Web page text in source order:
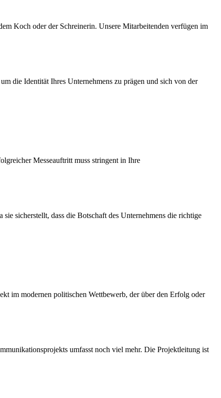
Koch oder der Schreinerin. Unsere Mitarbeitenden verfügen im
die Identität Ihres Unternehmens zu prägen und sich von der
Messeauftritt muss stringent in Ihre
sicherstellt, dass die Botschaft des Unternehmens die richtige
im modernen politischen Wettbewerb, der über den Erfolg oder
umfasst noch viel mehr. Die Projektleitung ist